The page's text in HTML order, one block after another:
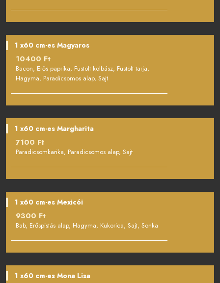
1 x60 cm-es Magyaros
10400 Ft
Bacon, Erős paprika, Füstölt kolbász, Füstölt tarja,
Hagyma, Paradicsomos alap, Sajt
1 x60 cm-es Margharita
7100 Ft
Paradicsomkarika, Paradicsomos alap, Sajt
1 x60 cm-es Mexicói
9300 Ft
Bab, Erőspistás alap, Hagyma, Kukorica, Sajt, Sonka
1 x60 cm-es Mona Lisa